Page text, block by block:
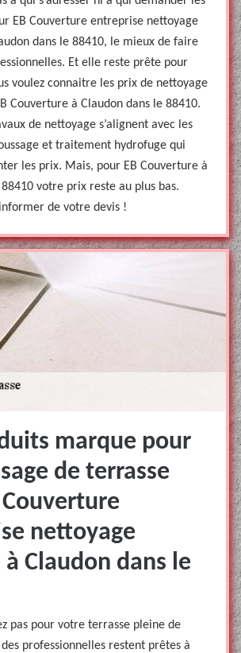
EB Couverture entreprise nettoyage
dans le 88410, le mieux de faire
Et elle reste prête pour
voulez connaitre les prix de nettoyage
Couverture à Claudon dans le 88410.
de nettoyage s’alignent avec les
et traitement hydrofuge qui
les prix. Mais, pour EB Couverture à
votre prix reste au plus bas.
de votre devis !
marque pour
de terrasse
Couverture
nettoyage
Claudon dans le
pas pour votre terrasse pleine de
professionnelles restent prêtes à